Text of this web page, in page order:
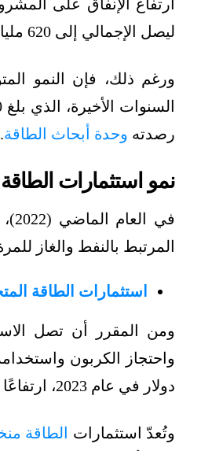
ليصل الإجمالي إلى 620 مليار دولار.
ورغم ذلك، فإن النمو
رصدته وحدة أبحاث الطاقة.
نمو استثمارات
المرتبط بالنفط والغاز
استثمارات الطاقة
ومن المقرر أن تصل
دولار في عام 2023، ارتفاعًا من 560 مليار دولار في العام الماضي.
وتُعدّ استثمارات الطاقة